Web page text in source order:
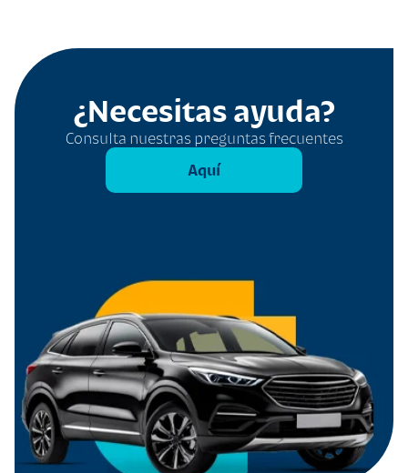
¿Necesitas ayuda?
Consulta nuestras preguntas frecuentes
Aquí